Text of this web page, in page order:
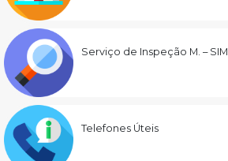
Serviço de Inspeção M. – SIM
Telefones Úteis